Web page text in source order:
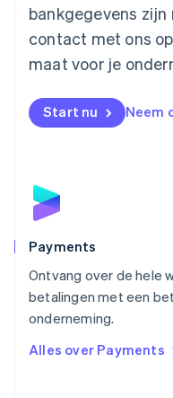
bankgegevens zijn
contact met ons
maat voor je
Start nu Neem
Payments
Ontvang over de hele
betalingen met een
onderneming.
Alles over Payments
Mexico
Nederland
NederlandsEnglish
English
Noorwegen
Polen
English
Português
English
Singapore
English简体中文
EnglishItaliano